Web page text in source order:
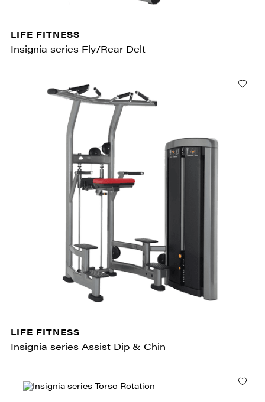
LIFE FITNESS
Insignia series Fly/Rear Delt
LIFE FITNESS
Insignia series Assist Dip & Chin